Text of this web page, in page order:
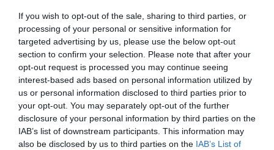
If you wish to opt-out of the sale, sharing to third parties, or
processing of your personal or sensitive information for
targeted advertising by us, please use the below opt-out
section to confirm your selection. Please note that after your
opt-out request is processed you may continue seeing
interest-based ads based on personal information utilized by
us or personal information disclosed to third parties prior to
your opt-out. You may separately opt-out of the further
disclosure of your personal information by third parties on the
IAB’s list of downstream participants. This information may
also be disclosed by us to third parties on the IAB’s List of
trabajado con escultores reconocidos
internacionalmente, como Jordi Díez Fernández.
Y en el sector industrial es donde la tecnología 3D
tiene más potencial y está más extendida. Los
escáneres son básicos para hacer el control de
calidad de las piezas, como han hecho con Airbus.
Las impresoras para hacer piezas: "Motos de KTM